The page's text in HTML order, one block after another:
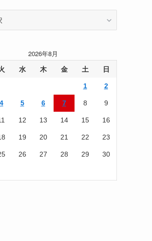
2026年8月
水 木 金 土 日
1 2
4 5 6 7 8 9
12 13 14 15 16
19 20 21 22 23
26 27 28 29 30